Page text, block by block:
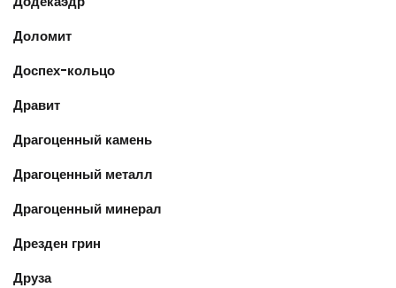
Доломит
Доспех-кольцо
Дравит
Драгоценный камень
Драгоценный металл
Драгоценный минерал
Дрезден грин
Друза